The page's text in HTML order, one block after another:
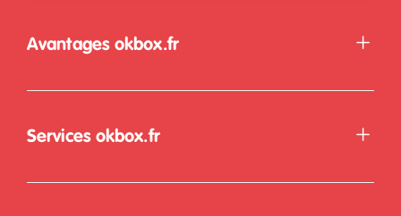
Avantages okbox.fr
Services okbox.fr